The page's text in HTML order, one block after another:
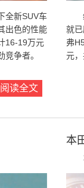
全新SUV车
出色的性能
16-19万元
争者。
阅读全文
就
弗
元
本